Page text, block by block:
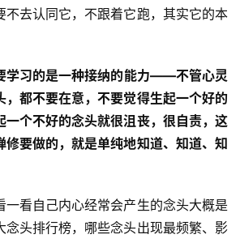
不去认同它，不跟着它跑，其实它的本
学习的是一种接纳的能力——不管心灵
，都不要在意，不要觉得生起一个好的
一个不好的念头就很沮丧，很自责，这
修要做的，就是单纯地知道、知道、知
一看自己内心经常会产生的念头大概是
念头排行榜，哪些念头出现最频繁、影